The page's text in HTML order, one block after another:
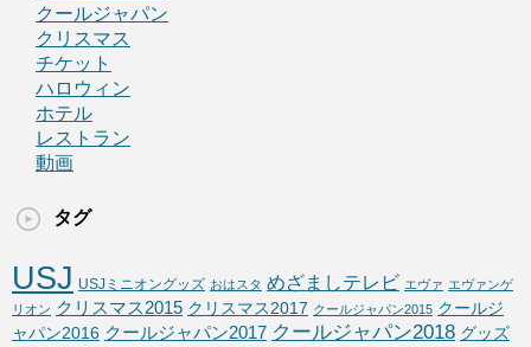
クールジャパン
クリスマス
チケット
ハロウィン
ホテル
レストラン
動画
タグ
USJ USJミニオングッズ おはスタ めざましテレビ エヴァ エヴァンゲ
リオン クリスマス2015 クリスマス2017 クールジャパン2015 クールジ
ャパン2016 クールジャパン2017 クールジャパン2018 グッズ